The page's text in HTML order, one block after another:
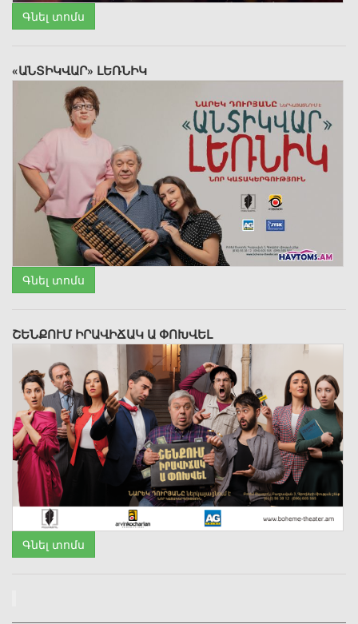
Գնել տոմս
«ԱՆՏԻԿՎԱՐ» ԼԵՌՆԻԿ
Գնել տոմս
ՇԵՆՔՈՒՄ ԻՐԱՎԻՃԱԿ Ա ՓՈԽՎԵԼ
Գնել տոմս